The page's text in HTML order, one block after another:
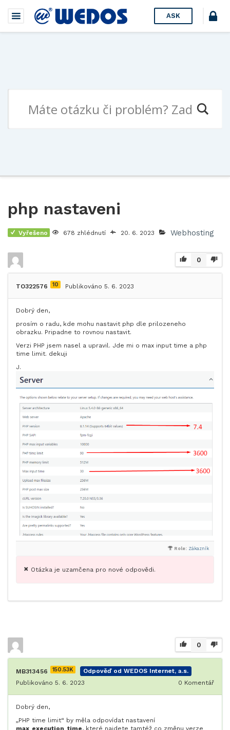
ASK
php nastaveni
Vyřešeno 678 zhlédnutí 20. 6. 2023 Webhosting
0
TO322576 10 Publikováno 5. 6. 2023
Dobrý den,
prosím o radu, kde mohu nastavit php dle prilozeneho
obrazku. Pripadne to rovnou nastavit.
Verzi PHP jsem nasel a upravil. Jde mi o max input time a php
time limit. dekuji
J.
Role: Zákazník
Otázka je uzamčena pro nové odpovědi.
0
MB313456 150.53K
Odpověď od WEDOS Internet, a.s.
Publikováno 5. 6. 2023
0 Komentář
Dobrý den,
„PHP time limit“ by měla odpovídat nastavení
max_execution_time, které najdete tamtéž co změnu verze